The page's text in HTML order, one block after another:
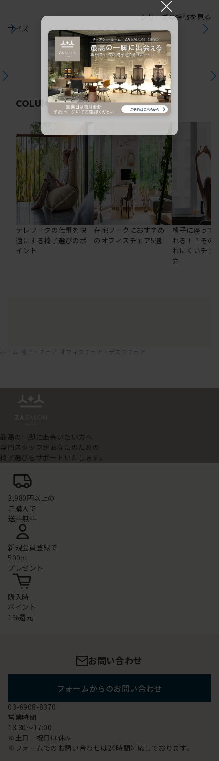
サイズ
シリーズの特徴を見る
COLUMN関連コラム
テレワークの仕事を快
適にする椅子選びのポ
イント
在宅ワークにおすすめ
のオフィスチェア5選
椅子に座って
れる！？その
れにくいチェ
方
ホーム 椅子・チェア オフィスチェア・デスクチェア
最高の一脚に出会いたい方へ
専門スタッフがあなたのための
椅子選びをサポートいたします。
3,980円以上の
ご購入で
送料無料
新規会員登録で
500pt
プレゼント
購入時
ポイント
1%還元
お問い合わせ
フォームからのお問い合わせ
03-6908-8370
営業時間
13:30～17:00
※土日 祝日は休み
※フォームでのお問い合わせは24時間対応しております。